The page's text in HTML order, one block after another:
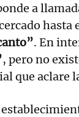
a
. En
, pero no
que aclare